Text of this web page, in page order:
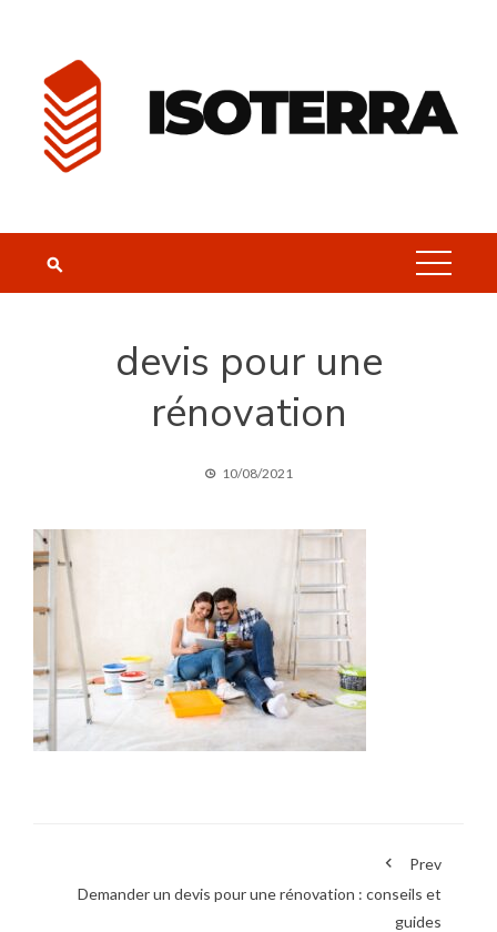
content
devis pour une
rénovation
10/08/2021
Prev
Demander un devis pour une rénovation : conseils et
guides